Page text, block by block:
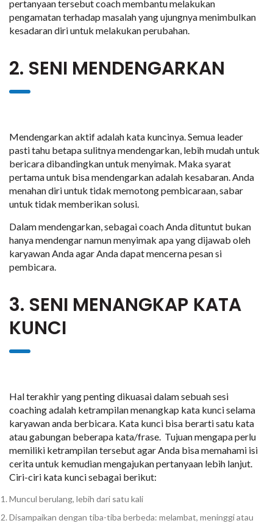
pertanyaan tersebut coach membantu melakukan
pengamatan terhadap masalah yang ujungnya menimbulkan
kesadaran diri untuk melakukan perubahan.
2. SENI MENDENGARKAN
Mendengarkan aktif adalah kata kuncinya. Semua leader
pasti tahu betapa sulitnya mendengarkan, lebih mudah untuk
bericara dibandingkan untuk menyimak. Maka syarat
pertama untuk bisa mendengarkan adalah kesabaran. Anda
menahan diri untuk tidak memotong pembicaraan, sabar
untuk tidak memberikan solusi.
Dalam mendengarkan, sebagai coach Anda dituntut bukan
hanya mendengar namun menyimak apa yang dijawab oleh
karyawan Anda agar Anda dapat mencerna pesan si
pembicara.
3. SENI MENANGKAP KATA
KUNCI
Hal terakhir yang penting dikuasai dalam sebuah sesi
coaching adalah ketrampilan menangkap kata kunci selama
karyawan anda berbicara. Kata kunci bisa berarti satu kata
atau gabungan beberapa kata/frase. Tujuan mengapa perlu
memiliki ketrampilan tersebut agar Anda bisa memahami isi
cerita untuk kemudian mengajukan pertanyaan lebih lanjut.
Ciri-ciri kata kunci sebagai berikut:
Muncul berulang, lebih dari satu kali
Disampaikan dengan tiba-tiba berbeda: melambat, meninggi atau